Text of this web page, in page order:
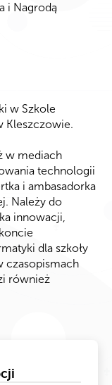
i Nagrodą
w Szkole
Kleszczowie.
w mediach
technologii
i ambasadorka
Należy do
innowacji,
dla szkoły
czasopismach
również